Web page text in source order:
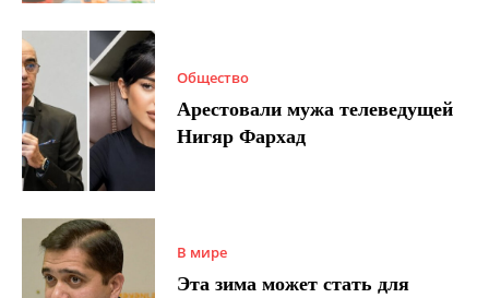
Общество
Арестовали мужа телеведущей
Нигяр Фархад
В мире
Эта зима может стать для